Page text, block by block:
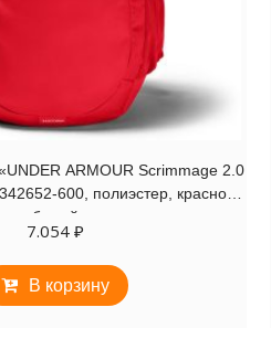
ARMOUR Scrimmage 2.0
600, полиэстер, красно-
белый
7.054 ₽
В корзину